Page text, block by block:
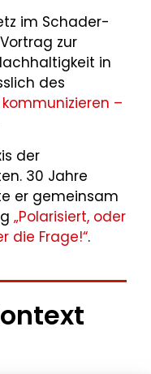
im Schader-
zur
in
des
–
der
30 Jahre
er gemeinsam
„Polarisiert, oder
die Frage!“.